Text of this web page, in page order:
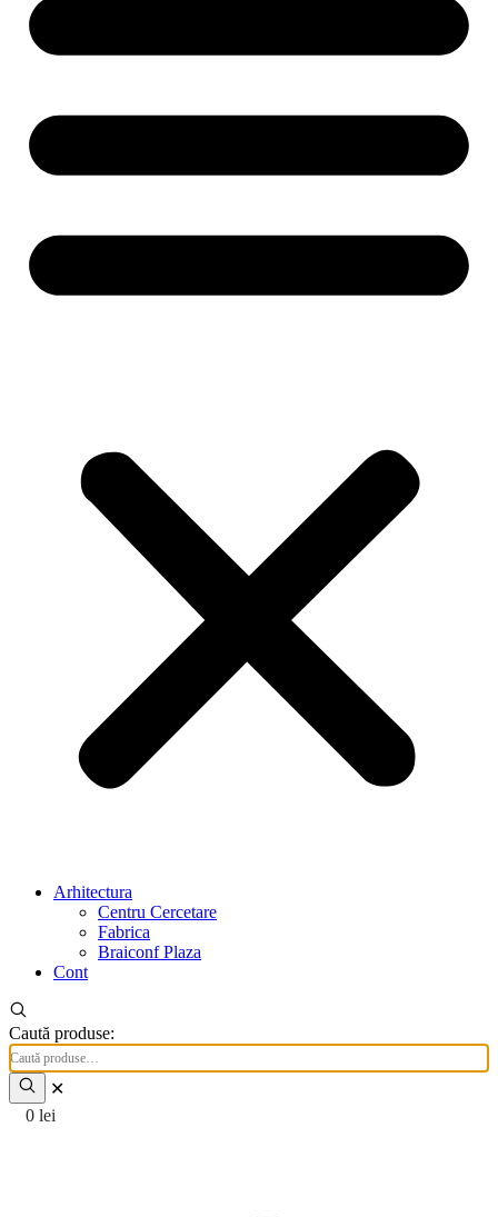
Arhitectura
Centru Cercetare
Fabrica
Braiconf Plaza
Cont
Caută produse:
✕
0 lei